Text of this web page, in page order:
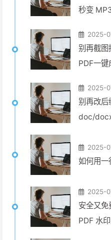
秒变
2025-
别再截图
PDF一键
2025-
别再改
doc/
2025-
如何用一
2025-
安全又
PDF 水